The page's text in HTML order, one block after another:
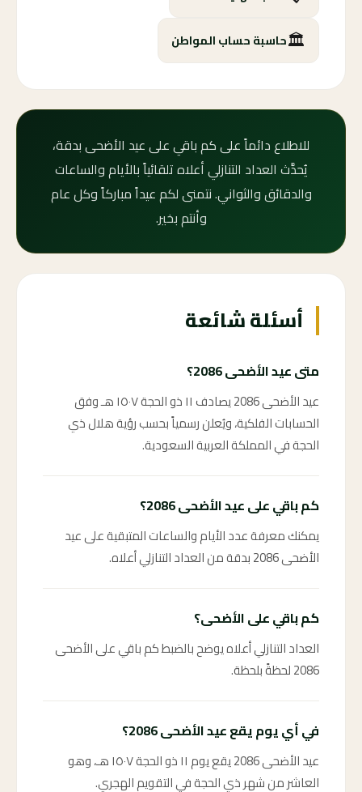
🏛️حاسبة حساب المواطن
للاطلاع دائماً على كم باقي على عيد الأضحى بدقة،
يُحدَّث العداد التنازلي أعلاه تلقائياً بالأيام والساعات
والدقائق والثواني. نتمنى لكم عيداً مباركاً وكل عام
وأنتم بخير.
أسئلة شائعة
متى عيد الأضحى 2086؟
عيد الأضحى 2086 يصادف ١١ ذو الحجة ١٥٠٧ هـ وفق
الحسابات الفلكية، ويُعلن رسمياً بحسب رؤية هلال ذي
الحجة في المملكة العربية السعودية.
كم باقي على عيد الأضحى 2086؟
يمكنك معرفة عدد الأيام والساعات المتبقية على عيد
الأضحى 2086 بدقة من العداد التنازلي أعلاه.
كم باقي على الأضحى؟
العداد التنازلي أعلاه يوضح بالضبط كم باقي على الأضحى
2086 لحظةً بلحظة.
في أي يوم يقع عيد الأضحى 2086؟
عيد الأضحى 2086 يقع يوم ١١ ذو الحجة ١٥٠٧ هـ، وهو
العاشر من شهر ذي الحجة في التقويم الهجري.